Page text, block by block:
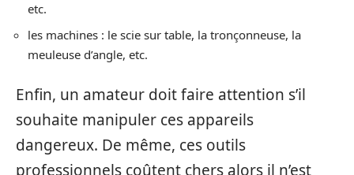
etc.
les machines : le scie sur table, la tronçonneuse, la
meuleuse d’angle, etc.
Enfin, un amateur doit faire attention s’il
souhaite manipuler ces appareils
dangereux. De même, ces outils
professionnels coûtent chers alors il n’est